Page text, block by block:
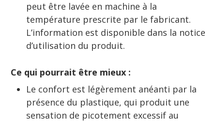
peut être lavée en machine à la
température prescrite par le fabricant.
L’information est disponible dans la notice
d’utilisation du produit.
Ce qui pourrait être mieux :
Le confort est légèrement anéanti par la
présence du plastique, qui produit une
sensation de picotement excessif au